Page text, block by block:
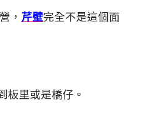
， 芹壁完全不是這個面
板里或是橋仔。